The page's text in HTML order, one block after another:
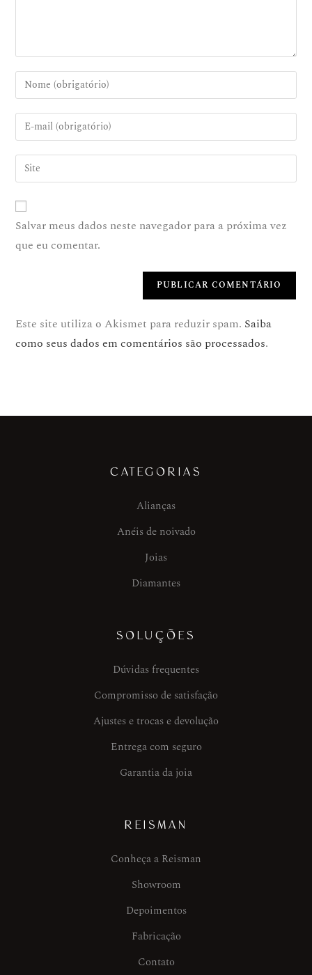
Salvar meus dados neste navegador para a próxima vez
que eu comentar.
Este site utiliza o Akismet para reduzir spam. Saiba
como seus dados em comentários são processados.
CATEGORIAS
Alianças
Anéis de noivado
Joias
Diamantes
SOLUÇÕES
Dúvidas frequentes
Compromisso de satisfação
Ajustes e trocas e devolução
Entrega com seguro
Garantia da joia
REISMAN
Conheça a Reisman
Showroom
Depoimentos
Fabricação
Contato